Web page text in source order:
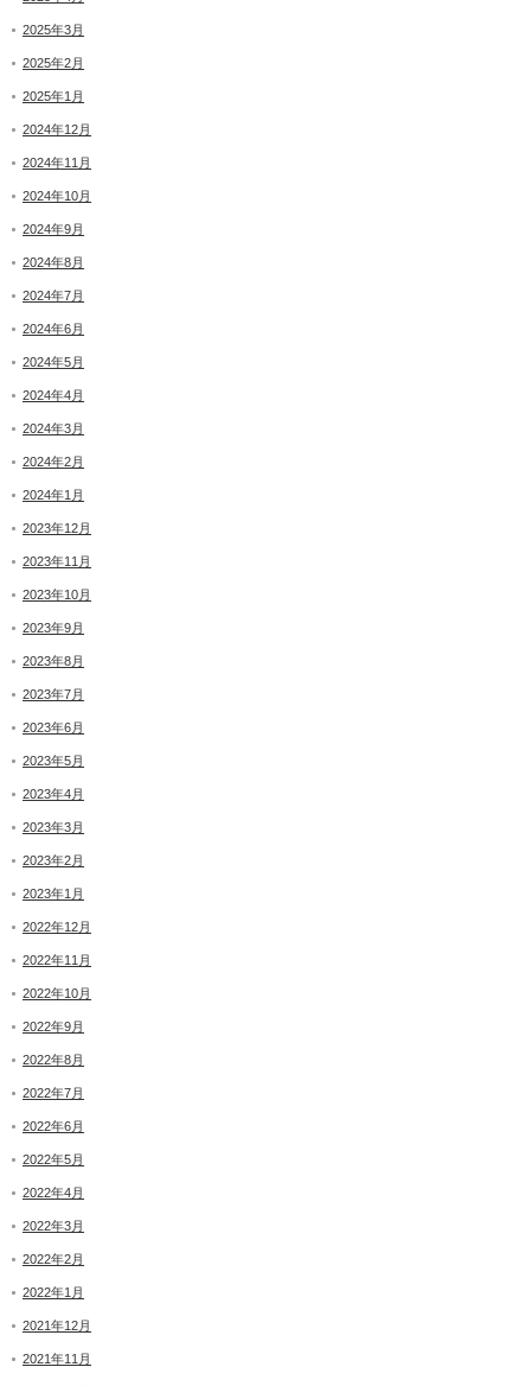
2025年3月
2025年2月
2025年1月
2024年12月
2024年11月
2024年10月
2024年9月
2024年8月
2024年7月
2024年6月
2024年5月
2024年4月
2024年3月
2024年2月
2024年1月
2023年12月
2023年11月
2023年10月
2023年9月
2023年8月
2023年7月
2023年6月
2023年5月
2023年4月
2023年3月
2023年2月
2023年1月
2022年12月
2022年11月
2022年10月
2022年9月
2022年8月
2022年7月
2022年6月
2022年5月
2022年4月
2022年3月
2022年2月
2022年1月
2021年12月
2021年11月